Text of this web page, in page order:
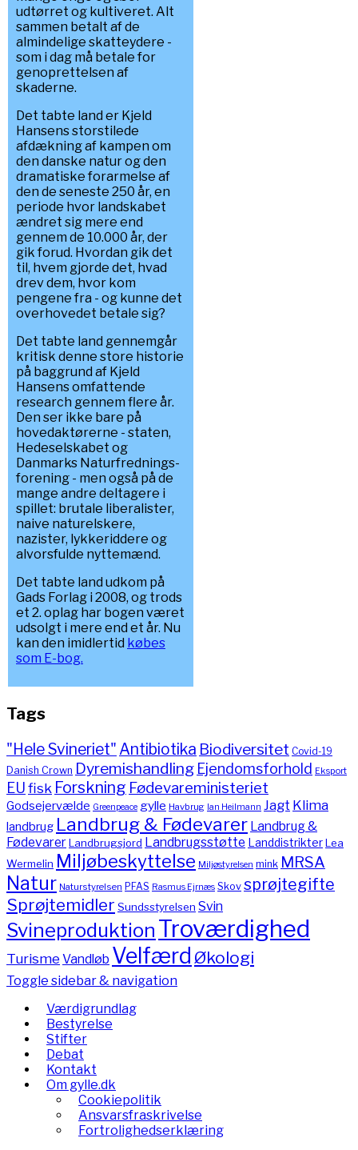
udtørret og kultiveret. Alt
sammen betalt af de
almindelige skatteydere -
som i dag må betale for
genoprettelsen af
skaderne.
Det tabte land er Kjeld
Hansens storstilede
afdækning af kampen om
den danske natur og den
dramatiske forarmelse af
den de seneste 250 år, en
periode hvor landskabet
ændret sig mere end
gennem de 10.000 år, der
gik forud. Hvordan gik det
til, hvem gjorde det, hvad
drev dem, hvor kom
pengene fra - og kunne det
overhovedet betale sig?
Det tabte land gennemgår
kritisk denne store historie
på baggrund af Kjeld
Hansens omfattende
research gennem flere år.
Den ser ikke bare på
hovedaktørerne - staten,
Hedeselskabet og
Danmarks Naturfrednings-
forening - men også på de
mange andre deltagere i
spillet: brutale liberalister,
naive naturelskere,
nazister, lykkeriddere og
alvorsfulde nyttemænd.
Det tabte land udkom på
Gads Forlag i 2008, og trods
et 2. oplag har bogen været
udsolgt i mere end et år. Nu
kan den imidlertid købes
som E-bog.
Tags
"Hele Svineriet" Antibiotika Biodiversitet Covid-19
Danish Crown Dyremishandling Ejendomsforhold Eksport
EUfisk Forskning Fødevareministeriet
Godsejervælde Greenpeace gylle Havbrug Ian Heilmann Jagt Klima
landbrug Landbrug & Fødevarer Landbrug &
FødevarerLandbrugsjord Landbrugsstøtte LanddistrikterLea
Wermelin Miljøbeskyttelse Miljøstyrelsen mink MRSA
Natur Naturstyrelsen PFAS Rasmus Ejrnæs Skov sprøjtegifte
Sprøjtemidler Sundsstyrelsen Svin
Svineproduktion Troværdighed
TurismeVandløb Velfærd Økologi
Toggle sidebar & navigation
Værdigrundlag
Bestyrelse
Stifter
Debat
Kontakt
Om gylle.dk
Cookiepolitik
Ansvarsfraskrivelse
Fortrolighedserklæring